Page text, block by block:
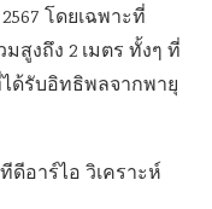
โดยเฉพาะที่
สูงถึง 2 เมตร ทั้งๆ ที่
ด้รับอิทธิพลจากพายุ
อาร์ไอ วิเคราะห์